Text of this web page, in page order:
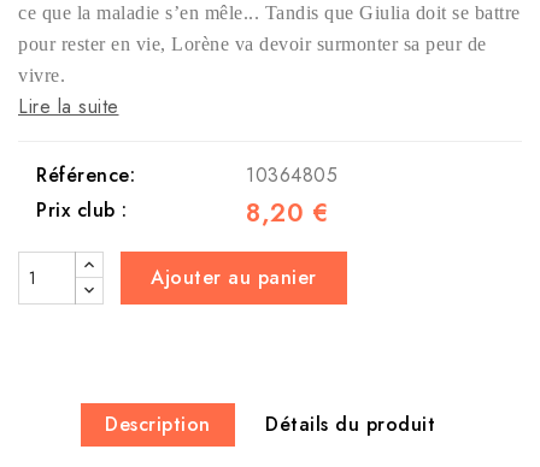
ce que la maladie s’en mêle... Tandis que Giulia doit se battre
pour rester en vie, Lorène va devoir surmonter sa peur de
vivre.
Lire la suite
Référence:
10364805
Prix club :
8,20 €
Ajouter au panier
Description Détails du produit